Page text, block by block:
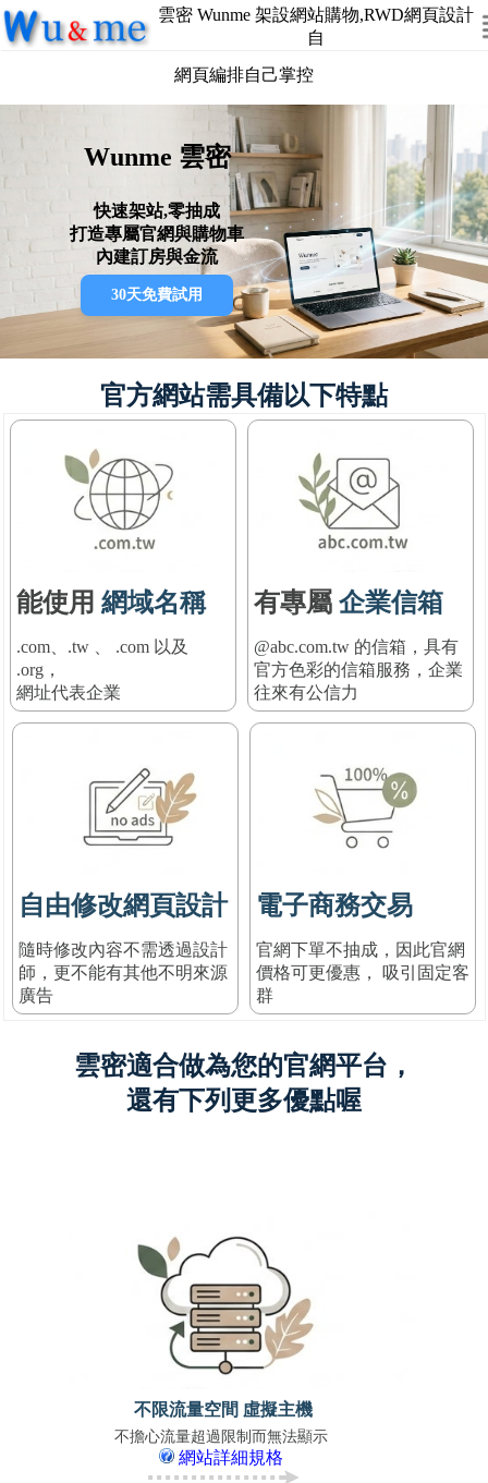
雲密 Wunme 架設網站購物,RWD網頁設計
自
網頁編排自己掌控
Wunme 雲密
快速架站,零抽成
打造專屬官網與購物車
內建訂房與金流
30天免費試用
官方網站需具備以下特點
能使用 網域名稱
.com、.tw 、 .com 以及
.org，
網址代表企業
有專屬 企業信箱
@abc.com.tw 的信箱，具有
官方色彩的信箱服務 ， 企業
往來有公信力
自由修改網頁設計
隨時修改內容不需透過設計
師，更不能有其他不明來源
廣告
電子商務交易
官網下單不抽成，因此官網
價格可更優惠， 吸引固定客
群
雲密適合做為您的官網平台，
還有下列更多優點喔
不限流量空間 虛擬主機
不擔心流量超過限制而無法顯示
網站詳細規格